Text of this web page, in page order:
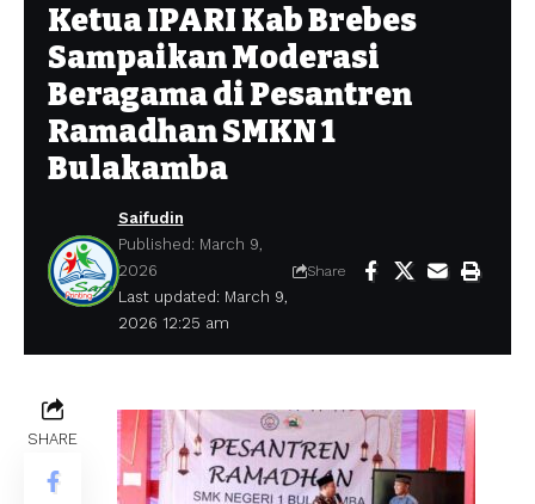
Ketua IPARI Kab Brebes
Sampaikan Moderasi
Beragama di Pesantren
Ramadhan SMKN 1
Bulakamba
Last updated: March 9,
2026 12:25 am
Saifudin
Published: March 9,
2026
Share
SHARE